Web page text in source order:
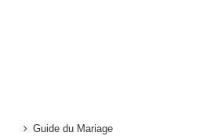
Guide du Mariage